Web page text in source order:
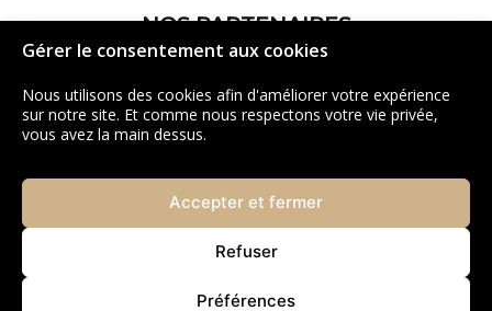
Gérer le consentement aux cookies
Nous utilisons des cookies afin d'améliorer votre expérience
sur notre site. Et comme nous respectons votre vie privée,
vous avez la main dessus.
Accepter et fermer
Refuser
Préférences
NOS PARTENAIRES